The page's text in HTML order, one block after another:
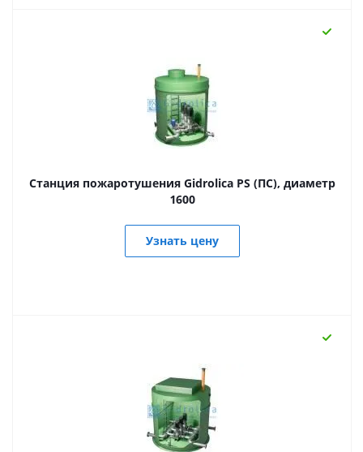
Станция пожаротушения Gidrolica PS (ПС), диаметр
1600
Узнать цену